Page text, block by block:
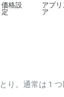
価格設
定
アプリ
ア
り。通常は 1